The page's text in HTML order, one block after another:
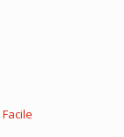
Facile